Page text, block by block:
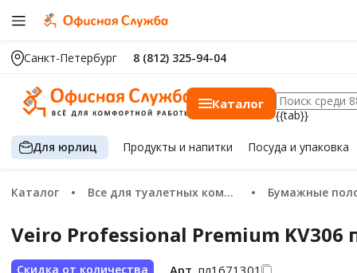
Санкт-Петербург 8 (812) 325-94-04
Каталог
{{tab}}
Для юрлиц Продуктыи напитки Посуда и упаковка
Каталог Все для туалетных комнат Бумажные
Veiro Professional Premium
Скидка от количества Арт. пл1671301